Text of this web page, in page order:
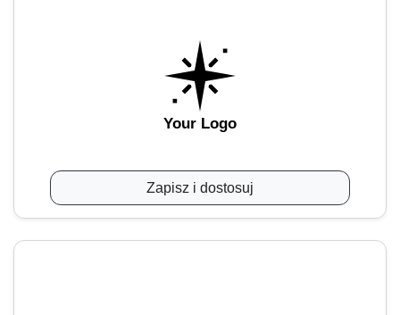
Your Logo
Zapisz i dostosuj